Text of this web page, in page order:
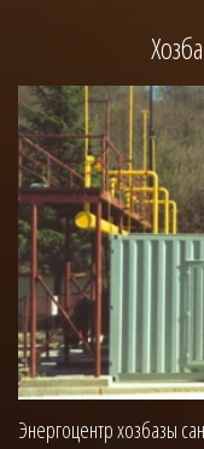
Энергоцентр хозбазы